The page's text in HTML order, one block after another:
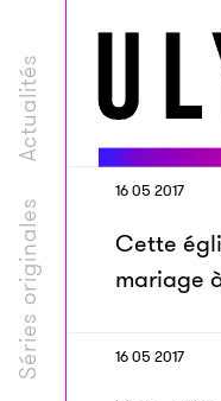
Séries originales
Actualités
16 05 2017
Cette
mariage
16 05 2017